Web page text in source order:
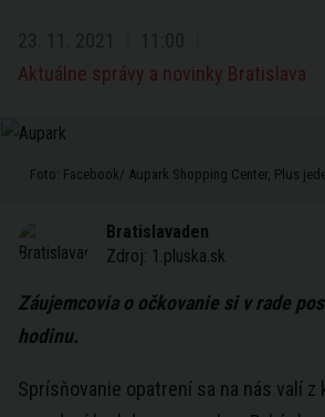
Aktuálne správy a novinky Bratislava
Foto: Facebook/ Aupark Shopping Center, Plus
Bratislavaden
Zdroj: 1.pluska.sk
Záujemcovia o očkovanie si v rade
hodinu.
Sprísňovanie opatrení sa na nás valí z